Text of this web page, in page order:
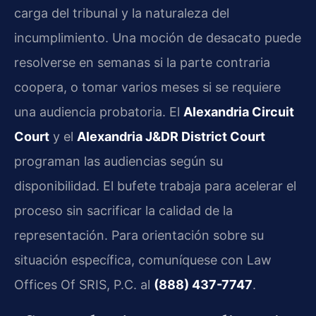
carga del tribunal y la naturaleza del
incumplimiento. Una moción de desacato puede
resolverse en semanas si la parte contraria
coopera, o tomar varios meses si se requiere
una audiencia probatoria. El Alexandria Circuit
Court y el Alexandria J&DR District Court
programan las audiencias según su
disponibilidad. El bufete trabaja para acelerar el
proceso sin sacrificar la calidad de la
representación. Para orientación sobre su
situación específica, comuníquese con Law
Offices Of SRIS, P.C. al (888) 437-7747.